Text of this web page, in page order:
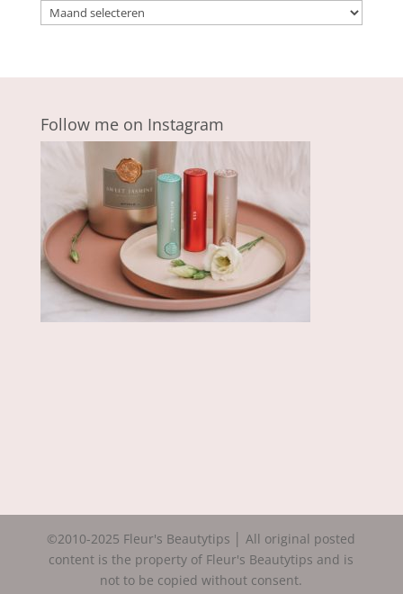
Archieven
Follow me on Instagram
©2010-2025 Fleur's Beautytips │ All original posted
content is the property of Fleur's Beautytips and is
not to be copied without consent.